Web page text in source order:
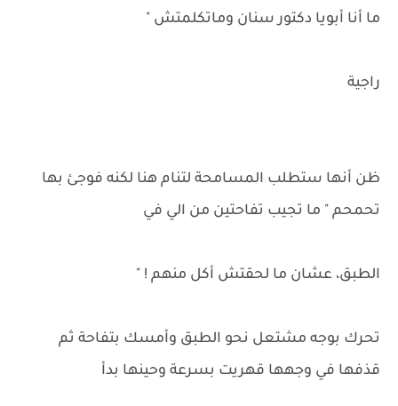
ما أنا أبويا دكتور سنان وماتكلمتش "
راجية
ظن أنها ستطلب المسامحة لتنام هنا لكنه فوجئ بها
تحمحم " ما تجيب تفاحتين من الي في
الطبق، عشان ما لحقتش أكل منهم ! "
تحرك بوجه مشتعل نحو الطبق وأمسك بتفاحة ثم
قذفها في وجهها قهريت بسرعة وحينها بدأ